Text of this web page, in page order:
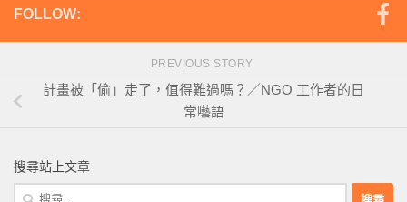
FOLLOW:
PREVIOUS STORY
計畫被「偷」走了，值得難過嗎？／NGO 工作者的日
常囈語
搜尋站上文章
搜